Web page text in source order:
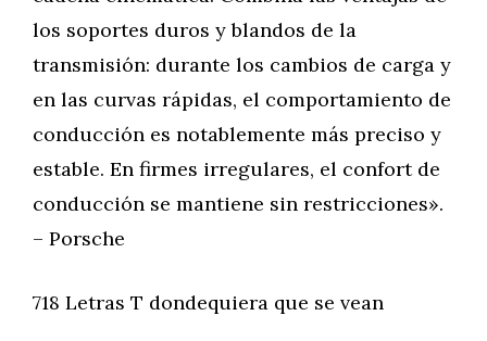
los soportes duros y blandos de la
transmisión: durante los cambios de carga y
en las curvas rápidas, el comportamiento de
conducción es notablemente más preciso y
estable. En firmes irregulares, el confort de
conducción se mantiene sin restricciones».
– Porsche
718 Letras T dondequiera que se vean